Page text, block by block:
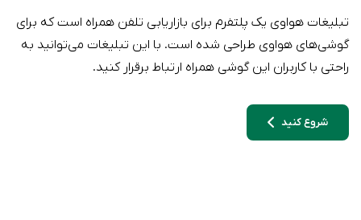
تبلیغات هواوی یک پلتفرم برای بازاریابی تلفن همراه است که برای
گوشی‌های هواوی طراحی شده است. با این تبلیغات می‌توانید به
راحتی با کاربران این گوشی همراه ارتباط برقرار کنید.
شروع کنید